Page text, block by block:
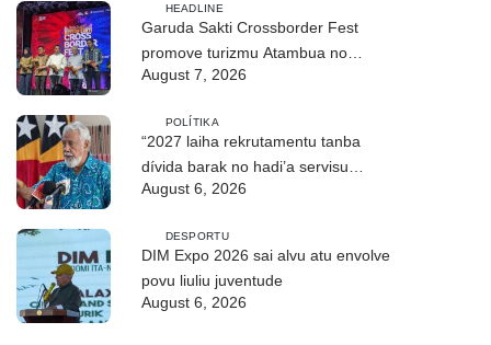
HEADLINE
Garuda Sakti Crossborder Fest
promove turizmu Atambua no
hametin relasaun TL–Indonézia
August 7, 2026
POLÍTIKA
“2027 laiha rekrutamentu tanba
dívida barak no hadi’a servisu
bazeia ba grau”
August 6, 2026
DESPORTU
DIM Expo 2026 sai alvu atu envolve
povu liuliu juventude
August 6, 2026